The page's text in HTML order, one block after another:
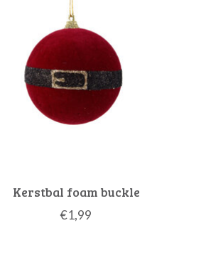
Kerstbal foam buckle
€1,99